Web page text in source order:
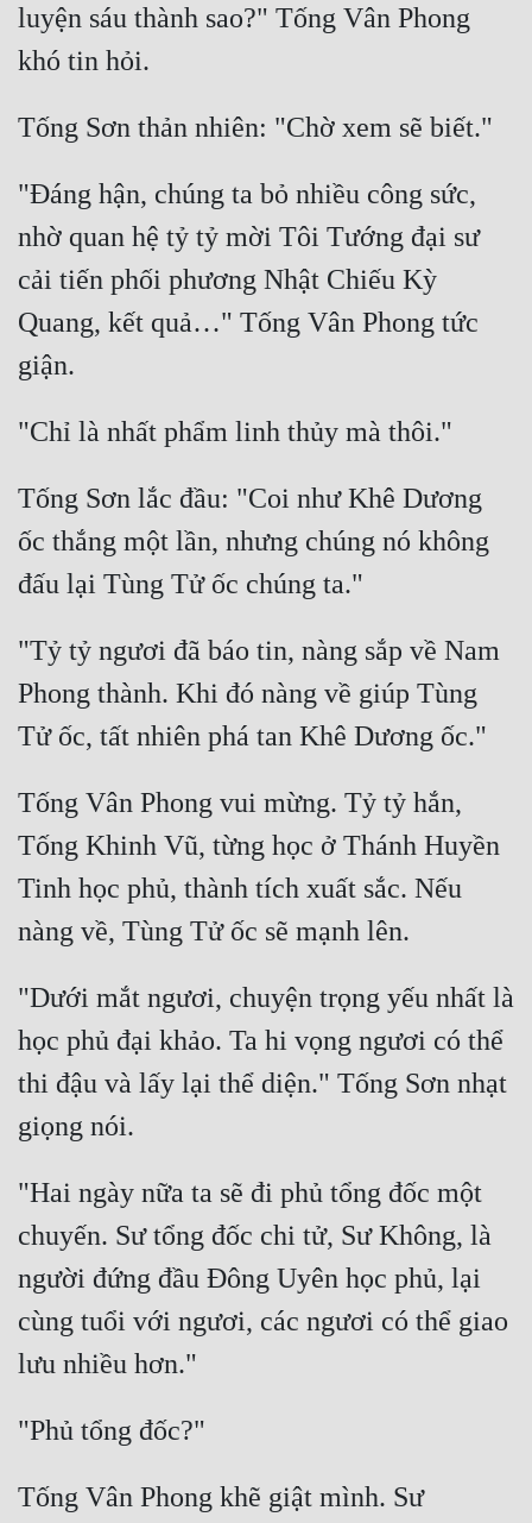
luyện sáu thành sao?" Tống Vân Phong
"Đáng hận, chúng ta bỏ nhiều công sức,
nhờ quan hệ tỷ tỷ mời Tôi Tướng đại sư
cải tiến phối phương Nhật Chiếu Kỳ
Quang, kết quả…" Tống Vân Phong tức
Tống Sơn lắc đầu: "Coi như Khê Dương
ốc thắng một lần, nhưng chúng nó không
"Tỷ tỷ ngươi đã báo tin, nàng sắp về Nam
Phong thành. Khi đó nàng về giúp Tùng
Tống Vân Phong vui mừng. Tỷ tỷ hắn,
Tống Khinh Vũ, từng học ở Thánh Huyền
Tinh học phủ, thành tích xuất sắc. Nếu
"Dưới mắt ngươi, chuyện trọng yếu nhất là
học phủ đại khảo. Ta hi vọng ngươi có thể
thi đậu và lấy lại thể diện." Tống Sơn nhạt
"Hai ngày nữa ta sẽ đi phủ tổng đốc một
chuyến. Sư tổng đốc chi tử, Sư Không, là
người đứng đầu Đông Uyên học phủ, lại
cùng tuổi với ngươi, các ngươi có thể giao
Tống Vân Phong khẽ giật mình. Sư